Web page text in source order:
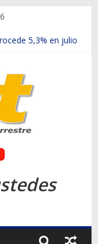
lanzar la nueva
en el Biobío
en Rancagua y
Bolden en